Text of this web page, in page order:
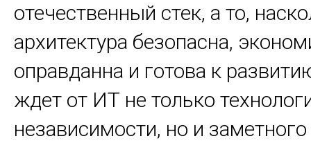
отечественный стек, а то,
архитектура безопасна,
оправданна и готова к
ждет от ИТ не только
независимости, но и